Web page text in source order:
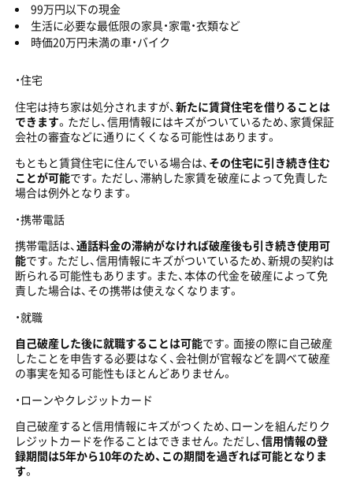
99万円以下の現金
生活に必要な最低限の家具・家電・衣類など
時価20万円未満の車・バイク
・住宅
住宅は持ち家は処分されますが、 新たに賃貸住宅を借りることは
できます。ただし、信用情報にはキズがついているため、家賃保証
会社の審査などに通りにくくなる可能性はあります。
もともと賃貸住宅に住んでいる場合は、 その住宅に引き続き住む
ことが可能です。ただし、滞納した家賃を破産によって免責した
場合は例外となります。
・携帯電話
携帯電話は、通話料金の滞納がなければ破産後も引き続き使用可
能です。ただし、信用情報にキズがついているため、新規の契約は
断られる可能性もあります。また、本体の代金を破産によって免
責した場合は、その携帯は使えなくなります。
・就職
自己破産した後に就職することは可能です。面接の際に自己破産
したことを申告する必要はなく、会社側が官報などを調べて破産
の事実を知る可能性もほとんどありません。
・ローンやクレジットカード
自己破産すると信用情報にキズがつくため、ローンを組んだりク
レジットカードを作ることはできません。ただし、信用情報の登
録期間は5年から10年のため、この期間を過ぎれば可能となりま
す。